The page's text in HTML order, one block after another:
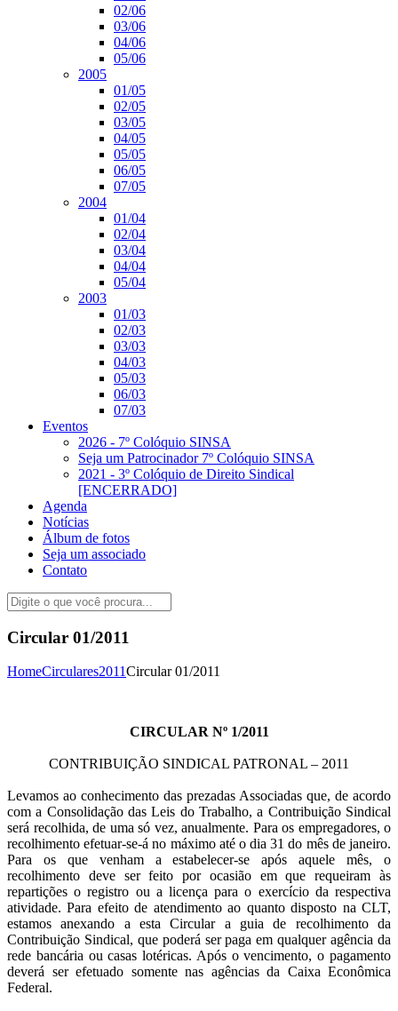
02/06
03/06
04/06
05/06
2005
01/05
02/05
03/05
04/05
05/05
06/05
07/05
2004
01/04
02/04
03/04
04/04
05/04
2003
01/03
02/03
03/03
04/03
05/03
06/03
07/03
Eventos
2026 - 7º Colóquio SINSA
Seja um Patrocinador 7º Colóquio SINSA
2021 - 3º Colóquio de Direito Sindical
[ENCERRADO]
Agenda
Notícias
Álbum de fotos
Seja um associado
Contato
Circular 01/2011
HomeCirculares2011Circular 01/2011
CIRCULAR Nº 1/2011
CONTRIBUIÇÃO SINDICAL PATRONAL – 2011
Levamos ao conhecimento das prezadas Associadas que, de acordo
com a Consolidação das Leis do Trabalho, a Contribuição Sindical
será recolhida, de uma só vez, anualmente. Para os empregadores, o
recolhimento efetuar-se-á no máximo até o dia 31 do mês de janeiro.
Para os que venham a estabelecer-se após aquele mês, o
recolhimento deve ser feito por ocasião em que requeiram às
repartições o registro ou a licença para o exercício da respectiva
atividade. Para efeito de atendimento ao quanto disposto na CLT,
estamos anexando a esta Circular a guia de recolhimento da
Contribuição Sindical, que poderá ser paga em qualquer agência da
rede bancária ou casas lotéricas. Após o vencimento, o pagamento
deverá ser efetuado somente nas agências da Caixa Econômica
Federal.